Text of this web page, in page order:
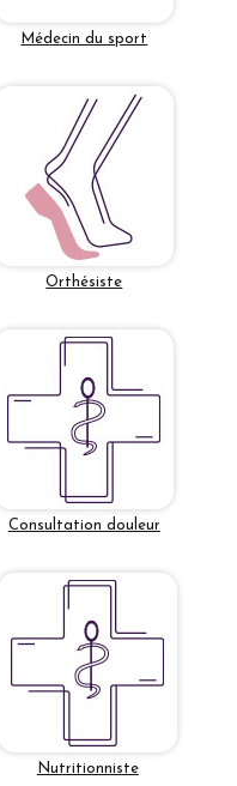
Médecin du sport
Orthésiste
Consultation douleur
Nutritionniste